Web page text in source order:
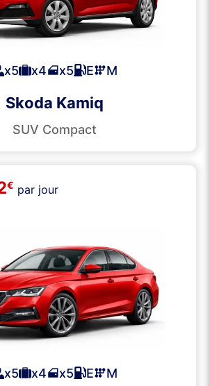
x5 x4 x5 E M
Skoda Kamiq
SUV Compact
€ par jour
x5 x4 x5 E M